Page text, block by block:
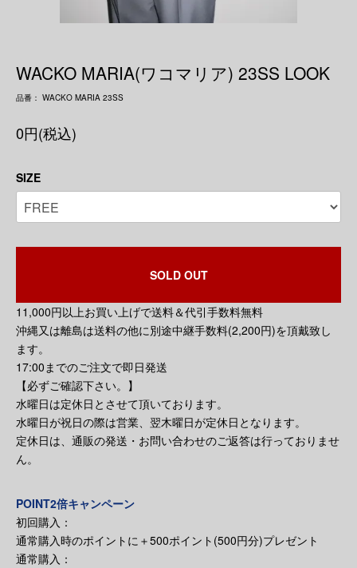
WACKO MARIA(ワコマリア) 23SS LOOK
品番： WACKO MARIA 23SS
0円(税込)
SIZE
SOLD OUT
11,000円以上お買い上げで送料＆代引手数料無料
沖縄又は離島は送料の他に別途中継手数料(2,200円)を頂戴致し
ます。
17:00までのご注文で即日発送
【必ずご確認下さい。】
水曜日は定休日とさせて頂いております。
水曜日が祝日の際は営業、翌木曜日が定休日となります。
定休日は、通販の発送・お問い合わせのご返答は行っておりませ
ん。
POINT2倍キャンペーン
初回購入：
通常購入時のポイントに＋500ポイント(500円分)プレゼント
通常購入：